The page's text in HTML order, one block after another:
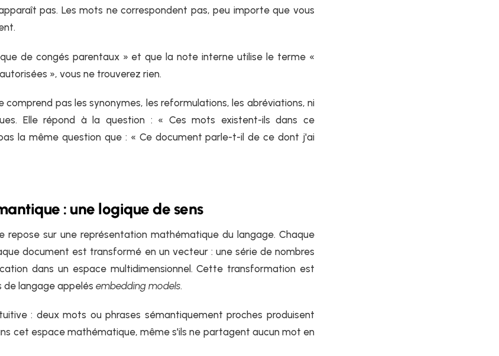
pas. Les mots ne correspondent pas, peu importe que vous
de congés parentaux » et que la note interne utilise le terme «
», vous ne trouverez rien.
comprend pas les synonymes, les reformulations, les abréviations, ni
Elle répond à la question : « Ces mots existent-ils dans ce
la même question que : « Ce document parle-t-il de ce dont j'ai
: une logique de sens
repose sur une représentation mathématique du langage. Chaque
document est transformé en un vecteur : une série de nombres
dans un espace multidimensionnel. Cette transformation est
de langage appelés embedding models.
: deux mots ou phrases sémantiquement proches produisent
cet espace mathématique, même s'ils ne partagent aucun mot en